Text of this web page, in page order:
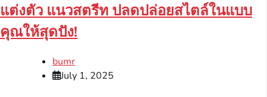
แต่งตัว แนวสตรีท ปลดปล่อยสไตล์ในแบบ
คุณให้สุดปัง!
bumr
July 1, 2025